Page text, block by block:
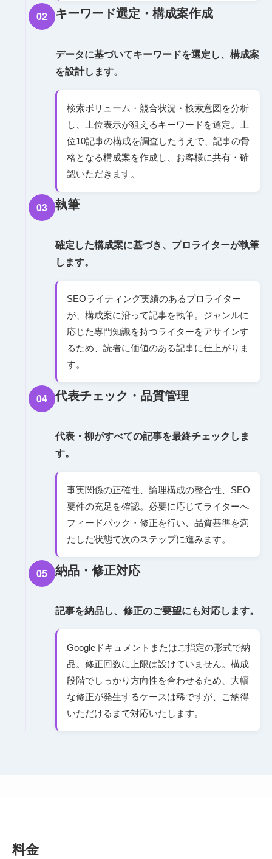
02 キーワード選定・構成案作成
データに基づいてキーワードを選定し、構成案
を設計します。
検索ボリューム・競合状況・検索意図を分析
し、上位表示が狙えるキーワードを選定。上
位10記事の構成を調査したうえで、記事の骨
格となる構成案を作成し、お客様に共有・確
認いただきます。
03 執筆
確定した構成案に基づき、プロライターが執筆
します。
SEOライティング実績のあるプロライター
が、構成案に沿って記事を執筆。ジャンルに
応じた専門知識を持つライターをアサインす
るため、読者に価値のある記事に仕上がりま
す。
04 代表チェック・品質管理
代表・柳がすべての記事を最終チェックしま
す。
事実関係の正確性、論理構成の整合性、SEO
要件の充足を確認。必要に応じてライターへ
フィードバック・修正を行い、品質基準を満
たした状態で次のステップに進みます。
05 納品・修正対応
記事を納品し、修正のご要望にも対応します。
Googleドキュメントまたはご指定の形式で納
品。修正回数に上限は設けていません。構成
段階でしっかり方向性を合わせるため、大幅
な修正が発生するケースは稀ですが、ご納得
いただけるまで対応いたします。
料金